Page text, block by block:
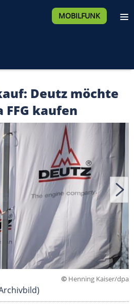
MOBILFUNK
Deutz möchte
kaufen
© Henning Kaiser/dpa